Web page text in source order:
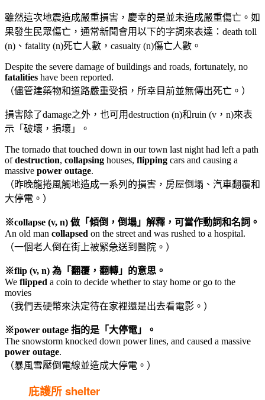
雖然這次地震造成嚴重損害，慶幸的是並未造成嚴重傷亡。如
果發生民眾傷亡，通常新聞會用以下的字詞來表達：death toll
(n)、fatality (n)死亡人數，casualty (n)傷亡人數。
Despite the severe damage of buildings and roads, fortunately, no
fatalities have been reported.
（儘管建築物和道路嚴重受損，所幸目前並無傳出死亡。）
損害除了damage之外，也可用destruction (n)和ruin (v，n)來表
示「破壞，損壞」。
The tornado that touched down in our town last night had left a path
ofdestruction, collapsing houses, flipping cars and causing a
massive power outage.
（昨晚龍捲風觸地造成一系列的損害，房屋倒塌、汽車翻覆和
大停電。）
※collapse (v, n) 做「傾倒，倒塌」解釋，可當作動詞和名詞。
An old man collapsed on the street and was rushed to a hospital.
（一個老人倒在街上被緊急送到醫院。）
※flip (v, n) 為「翻覆，翻轉」的意思。
We flipped a coin to decide whether to stay home or go to the
movies
（我們丟硬幣來決定待在家裡還是出去看電影。）
※power outage 指的是「大停電」。
The snowstorm knocked down power lines, and caused a massive
power outage.
（暴風雪壓倒電線並造成大停電。）
庇護所 shelter